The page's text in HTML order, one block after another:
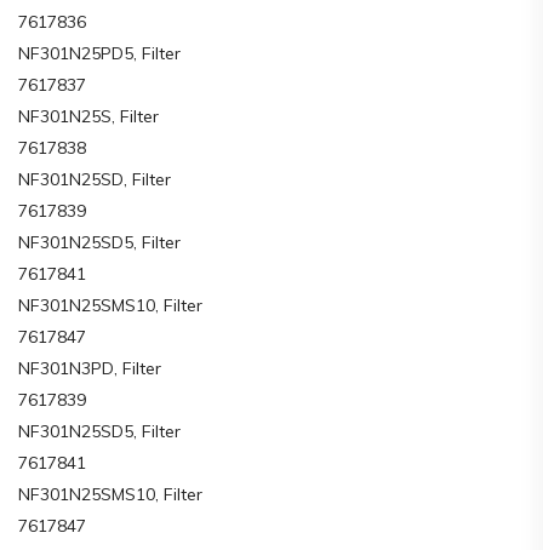
7617836
NF301N25PD5, Filter
7617837
NF301N25S, Filter
7617838
NF301N25SD, Filter
7617839
NF301N25SD5, Filter
7617841
NF301N25SMS10, Filter
7617847
NF301N3PD, Filter
7617839
NF301N25SD5, Filter
7617841
NF301N25SMS10, Filter
7617847